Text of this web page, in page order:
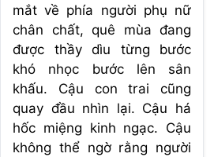
mắt về phía người phụ nữ
chân chất, quê mùa đang
được thầy dìu từng bước
khó nhọc bước lên sân
khấu. Cậu con trai cũng
quay đầu nhìn lại. Cậu há
hốc miệng kinh ngạc. Cậu
không thể ngờ rằng người